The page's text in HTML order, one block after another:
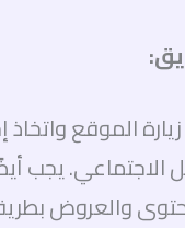
الموقع
يجب
والعروض